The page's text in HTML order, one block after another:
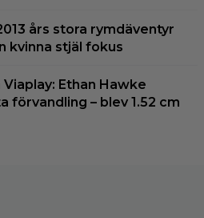
års stora rymdäventyr
kvinna stjäl fokus
Viaplay: Ethan Hawke
förvandling – blev 1.52 cm